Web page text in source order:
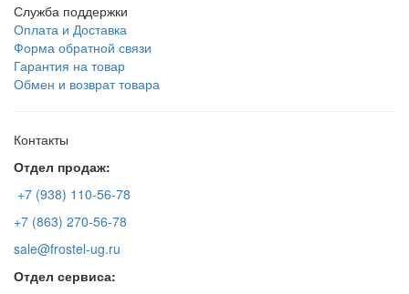
Служба поддержки
Оплата и Доставка
Форма обратной связи
Гарантия на товар
Обмен и возврат товара
Контакты
Отдел продаж:
+7 (938) 110-56-78
+7 (863) 270-56-78
sale@frostel-ug.ru
Отдел сервиса: